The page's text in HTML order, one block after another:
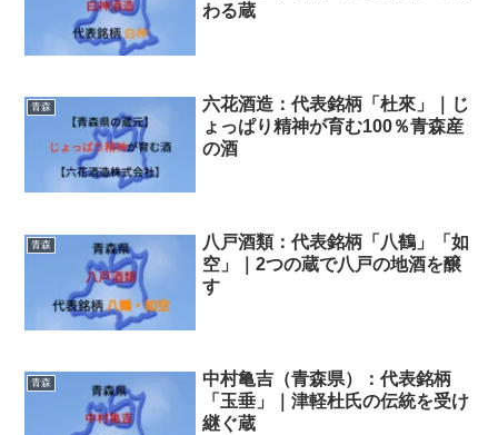
わる蔵
青森
六花酒造：代表銘柄「杜來」｜じ
ょっぱり精神が育む100％青森産
の酒
青森
八戸酒類：代表銘柄「八鶴」「如
空」｜2つの蔵で八戸の地酒を醸
す
青森
中村亀吉（青森県）：代表銘柄
「玉垂」｜津軽杜氏の伝統を受け
継ぐ蔵